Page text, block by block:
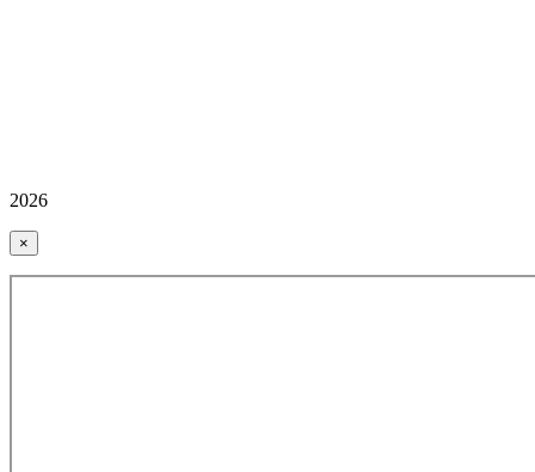
2026
×